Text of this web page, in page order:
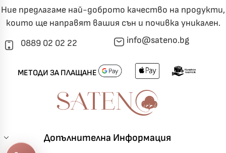
Ние предлагаме най-доброто качество на продукти,
които ще направят вашия сън и почивка уникален.
0889 02 02 22
info@sateno.bg
МЕТОДИ ЗА ПЛАЩАНЕ
Допълнителна Информация